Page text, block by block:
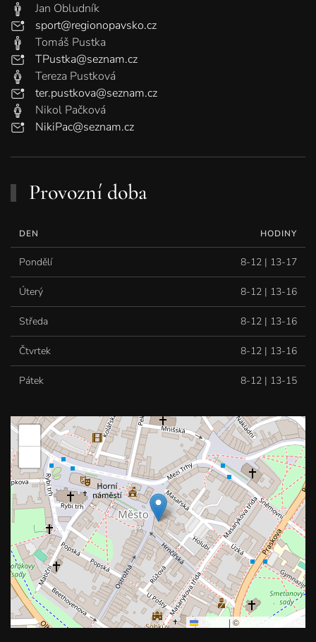
Jan Obludník
sport@regionopavsko.cz
Tomáš Pustka
TPustka@seznam.cz
Tereza Pustková
ter.pustkova@seznam.cz
Nikol Pačková
NikiPac@seznam.cz
Provozní doba
DEN HODINY
Pondělí 8-12 | 13-17
Úterý 8-12 | 13-16
Středa 8-12 | 13-16
Čtvrtek 8-12 | 13-16
Pátek 8-12 | 13-15
Leaflet | © OpenStreetMap